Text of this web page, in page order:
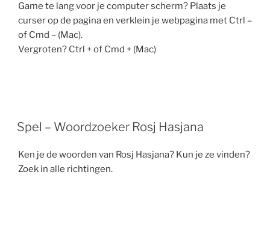
Game te lang voor je computer scherm? Plaats je
curser op de pagina en verklein je webpagina met Ctrl –
of Cmd – (Mac).
Vergroten? Ctrl + of Cmd + (Mac)
Spel – Woordzoeker Rosj Hasjana
Ken je de woorden van Rosj Hasjana? Kun je ze vinden?
Zoek in alle richtingen.